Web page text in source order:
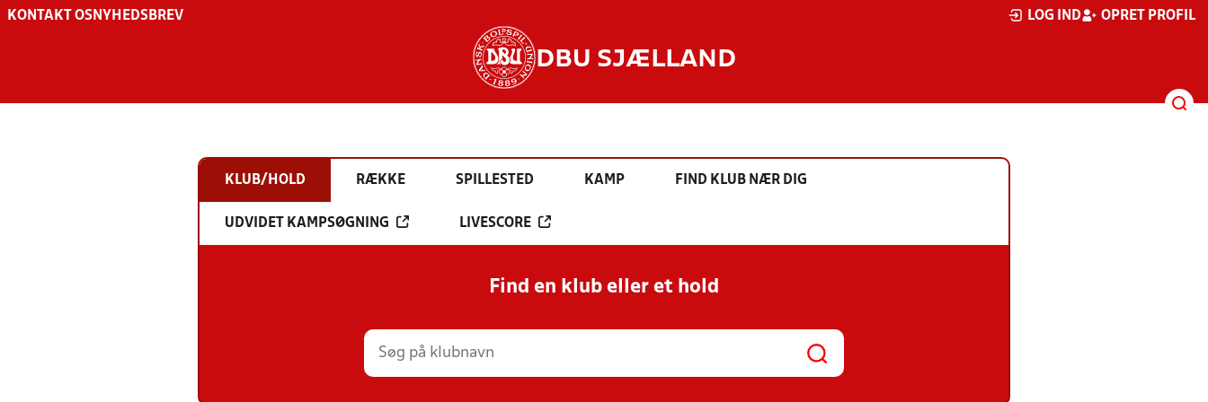
KONTAKT OS NYHEDSBREV LOG IND OPRET PROFIL
DBU SJÆLLAND
KLUB/HOLD RÆKKE SPILLESTED KAMP FIND KLUB NÆR DIG
UDVIDET KAMPSØGNING LIVESCORE
Find en klub eller et hold